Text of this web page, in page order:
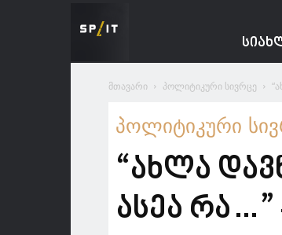
მთავარი პოლიტიკური სივრცე
პოლიტიკური
“ახლა
ასეა